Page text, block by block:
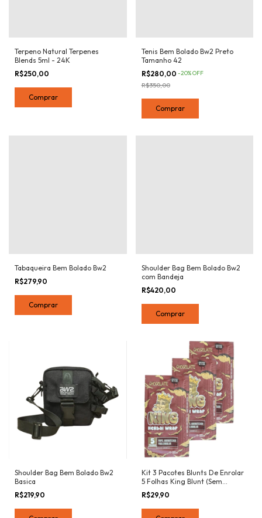
Terpeno Natural Terpenes
Blends 5ml - 24K
R$250,00
Tenis Bem Bolado Bw2 Preto
Tamanho 42
R$280,00 -20%OFF
R$350,00
Tabaqueira Bem Bolado Bw2
R$279,90
Comprar
Shoulder Bag Bem Bolado Bw2
com Bandeja
R$420,00
Shoulder Bag Bem Bolado Bw2
Basica
R$219,90
Kit 3 Pacotes Blunts De Enrolar
5 Folhas King Blunt (Sem
Tabaco) Sabor Chocolate
R$29,90